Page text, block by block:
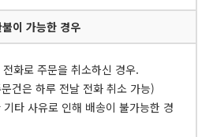
이 가능한 경우
화로 주문을 취소하신 경우.
건은 하루 전날 전화 취소 가능)
타 사유로 인해 배송이 불가능한 경